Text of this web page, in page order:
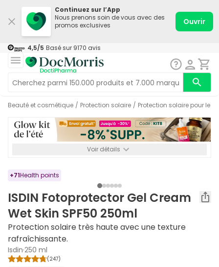
Continuez sur l’App
Nous prenons soin de vous avec des
promos exclusives
Ouvrir
4,5/5 Basé sur 9170 avis
Beauté et cosmétique / Protection solaire / Protection solaire pour le
Voir détails
+71Health points
ISDIN Fotoprotector Gel Cream
Wet Skin SPF50 250ml
Protection solaire très haute avec une texture
rafraîchissante.
Isdin·250 ml
(247)